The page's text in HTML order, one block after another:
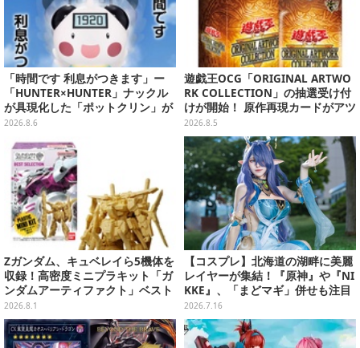
「時間です 利息がつきます」ー
「HUNTER×HUNTER」ナックル
が具現化した「ポットクリン」が
貯金箱としてプライズ展開
2026.8.6
遊戯王OCG「ORIGINAL ARTWO
RK COLLECTION」の抽選受け付
けが開始！ 原作再現カードがアツ
いスペシャルパック
2026.8.5
Zガンダム、キュベレイら5機体を
収録！高密度ミニプラキット「ガ
ンダムアーティファクト」ベスト
セレクションが10月発売
2026.8.1
【コスプレ】北海道の湖畔に美麗
レイヤーが集結！『原神』や『NI
KKE』、「まどマギ」併せも注目
の美女たち11選【写真51枚】
2026.7.16